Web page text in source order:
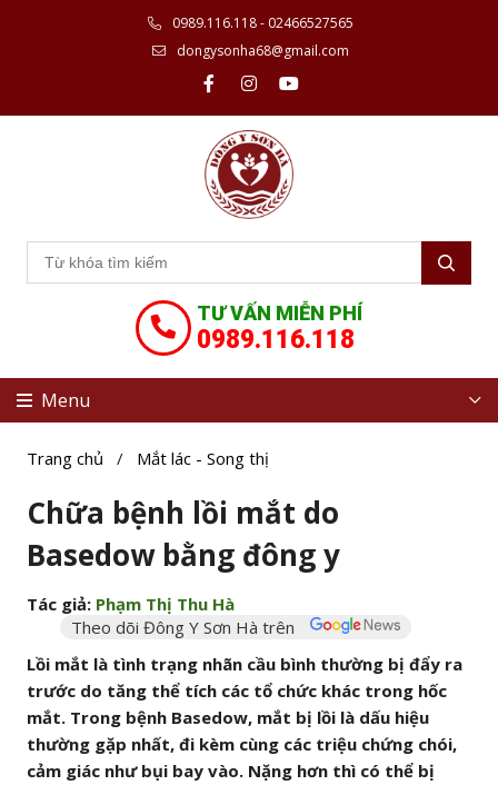
0989.116.118 - 02466527565
dongysonha68@gmail.com
TƯ VẤN MIỄN PHÍ
0989.116.118
Menu
Trang chủ / Mắt lác - Song thị
Chữa bệnh lồi mắt do
Basedow bằng đông y
Tác giả: Phạm Thị Thu Hà
Theo dõi Đông Y Sơn Hà trên
Lồi mắt là tình trạng nhãn cầu bình thường bị đẩy ra
trước do tăng thể tích các tổ chức khác trong hốc
mắt. Trong bệnh Basedow, mắt bị lồi là dấu hiệu
thường gặp nhất, đi kèm cùng các triệu chứng chói,
cảm giác như bụi bay vào. Nặng hơn thì có thể bị